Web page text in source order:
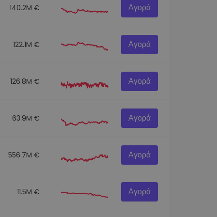
140.2M € Αγορά
122.1M € Αγορά
126.8M € Αγορά
63.9M € Αγορά
556.7M € Αγορά
11.5M € Αγορά